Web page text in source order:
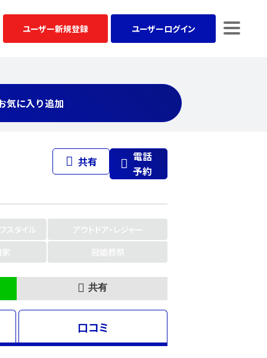
ユーザー新規登録 ユーザーログイン
気に入り追加
共有
電話
予約
スタイル
アウトドア・レジャー
冠婚葬祭
共有
口コミ